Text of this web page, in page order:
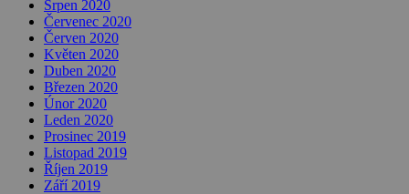
Srpen 2020
Červenec 2020
Červen 2020
Květen 2020
Duben 2020
Březen 2020
Únor 2020
Leden 2020
Prosinec 2019
Listopad 2019
Říjen 2019
Září 2019